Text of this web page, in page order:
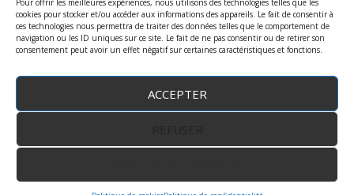
Pour offrir les meilleures expériences, nous utilisons des technologies telles que les
cookies pour stocker et/ou accéder aux informations des appareils. Le fait de consentir à
ces technologies nous permettra de traiter des données telles que le comportement de
navigation ou les ID uniques sur ce site. Le fait de ne pas consentir ou de retirer son
consentement peut avoir un effet négatif sur certaines caractéristiques et fonctions.
ACCEPTER
terre trois unlockursula étincelant
Copyright © 2023 robindesjeux.com -Mentions